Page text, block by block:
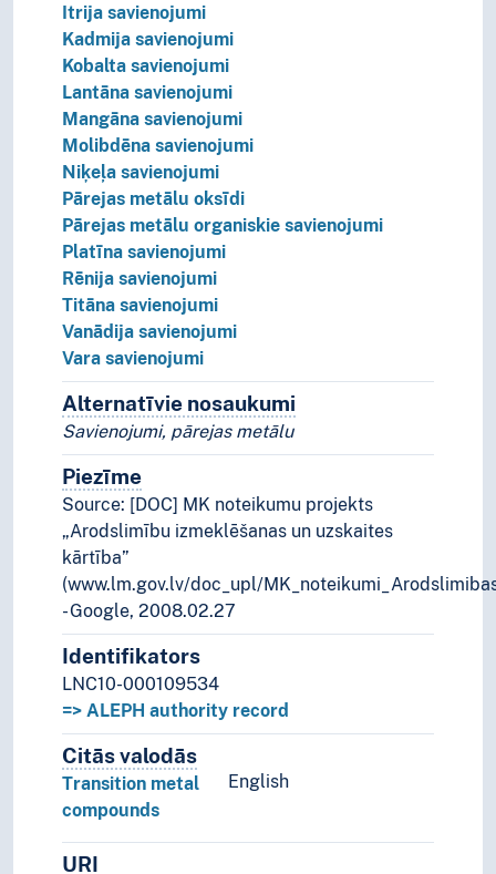
Itrija savienojumi
Kadmija savienojumi
Kobalta savienojumi
Lantāna savienojumi
Mangāna savienojumi
Molibdēna savienojumi
Niķeļa savienojumi
Pārejas metālu oksīdi
Pārejas metālu organiskie savienojumi
Platīna savienojumi
Rēnija savienojumi
Titāna savienojumi
Vanādija savienojumi
Vara savienojumi
Alternatīvie nosaukumi
Savienojumi, pārejas metālu
PiezīmePiezīmes
Source: [DOC] MK noteikumu projekts
„Arodslimību izmeklēšanas un uzskaites
kārtība”
(www.lm.gov.lv/doc_upl/
- Google, 2008.02.27
Identifikators
LNC10-000109534
=> ALEPH authority record
Citās valodāsTermini šim konceptam citās
English
Transition metal
compounds
URI